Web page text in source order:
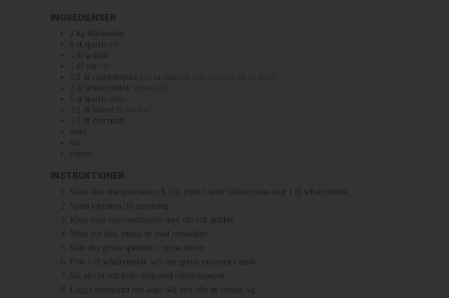
INGREDIENSER
2 kg
blåmusslor
6
st sparris
dl
grädde
dl vin
1/2 dl ramslökspuré
2 dl schalottenlök
6
st sparris
1/2 dl körvel
1/2 dl
citronsaft
smör
salt
peppar
INSTRUKTIONER
Skala den vita sparrisen och fräs mjuk i smör tillsammans med 1 dl schalottenlök
Spara topparna till garnering
Koka ihop sparrisstängerna med vin och grädde
Mixa och sila, smaka av med ramslöken
Skär den gröna sparrisen i tunna skivor
Fräs 1 dl schalottenlök och den gröna sparrisen i smör
Slå på vin och koka ihop med ramslökspurén
Lägg i musslorna och koka 6-8 min tills de öppnat sig